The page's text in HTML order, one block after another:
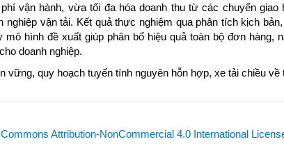
vận hành, vừa tối đa hóa doanh thu từ các chuyến giao
nghiệp vận tải. Kết quả thực nghiệm qua phân tích kịch
hình đề xuất giúp phân bổ hiệu quả toàn bộ đơn hàng,
doanh nghiệp.
vững, quy hoạch tuyến tính nguyên hỗn hợp, xe tải chiều về
Attribution-NonCommercial 4.0 International